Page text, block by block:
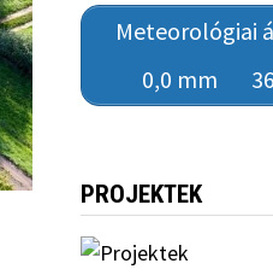
Meteorológiai
0,0 mm
PROJEKTEK